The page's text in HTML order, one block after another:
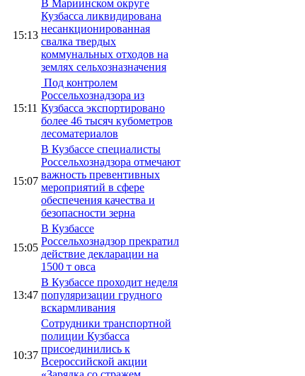
15:13
В Мариинском округе
Кузбасса ликвидирована
несанкционированная
свалка твердых
коммунальных отходов на
землях сельхозназначения
15:11
Под контролем
Россельхознадзора из
Кузбасса экспортировано
более 46 тысяч кубометров
лесоматериалов
15:07
В Кузбассе специалисты
Россельхознадзора отмечают
важность превентивных
мероприятий в сфере
обеспечения качества и
безопасности зерна
15:05
В Кузбассе
Россельхознадзор прекратил
действие декларации на
1500 т овса
13:47
В Кузбассе проходит неделя
популяризации грудного
вскармливания
10:37
Сотрудники транспортной
полиции Кузбасса
присоединились к
Всероссийской акции